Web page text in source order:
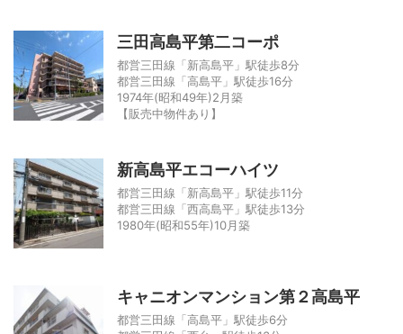
三田高島平第二コーポ
都営三田線「新高島平」駅徒歩8分
都営三田線「高島平」駅徒歩16分
1974年(昭和49年)2月築
【販売中物件あり】
新高島平エコーハイツ
都営三田線「新高島平」駅徒歩11分
都営三田線「西高島平」駅徒歩13分
1980年(昭和55年)10月築
キャニオンマンション第２高島平
都営三田線「高島平」駅徒歩6分